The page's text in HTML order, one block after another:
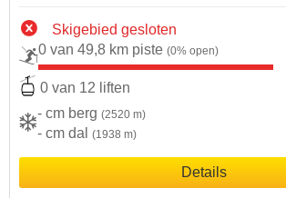
Skigebied gesloten
0 van 49,8 km piste (0% open)
0 van 12 liften
- cm berg (2520 m)
- cm dal (1938 m)
Details